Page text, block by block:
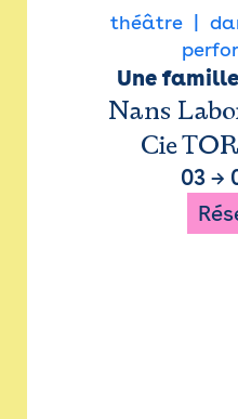
théâtre
Une
Nans
Cie
03 →